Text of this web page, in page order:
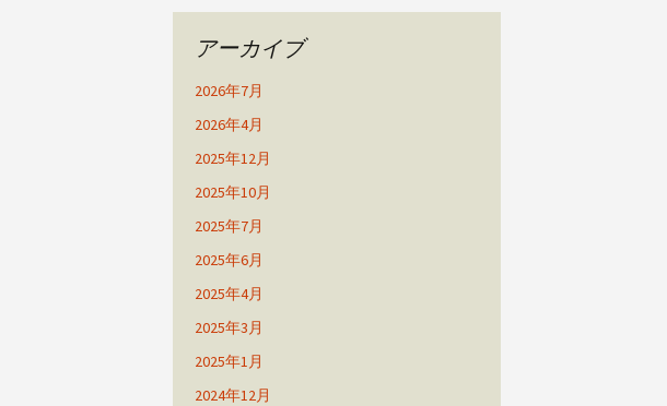
アーカイブ
2026年7月
2026年4月
2025年12月
2025年10月
2025年7月
2025年6月
2025年4月
2025年3月
2025年1月
2024年12月